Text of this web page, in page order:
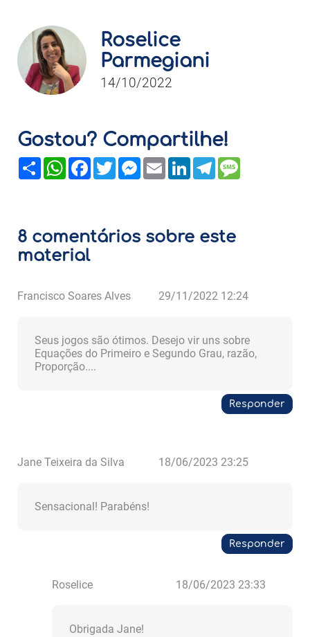
Roselice
Parmegiani
14/10/2022
Gostou? Compartilhe!
ShareWhatsAppFacebook
TwitterMessenger
Email LinkedInTelegram
8 comentários sobre este
material
Francisco Soares Alves 29/11/2022 12:24
Seus jogos são ótimos. Desejo vir uns sobre
Equações do Primeiro e Segundo Grau, razão,
Proporção....
Responder
Jane Teixeira da Silva 18/06/2023 23:25
Sensacional! Parabéns!
Responder
Roselice 18/06/2023 23:33
Obrigada Jane!